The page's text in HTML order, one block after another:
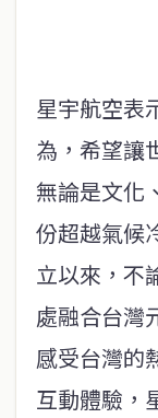
星宇航空表
為，希望讓
無論是文化
份超越氣候
立以來，不
處融合台灣
感受台灣的
互動體驗，